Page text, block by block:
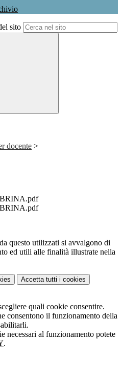
sito
docente >
questo utilizzati si avvalgono di
ed utili alle finalità illustrate nella
Accetta tutti i cookies
quali cookie consentire.
consentono il funzionamento della
necessari al funzionamento potete
.